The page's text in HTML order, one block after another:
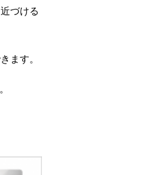
づける
ます。